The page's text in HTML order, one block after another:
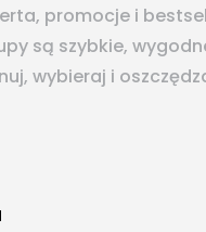
promocje i
są szybkie,
wybieraj i